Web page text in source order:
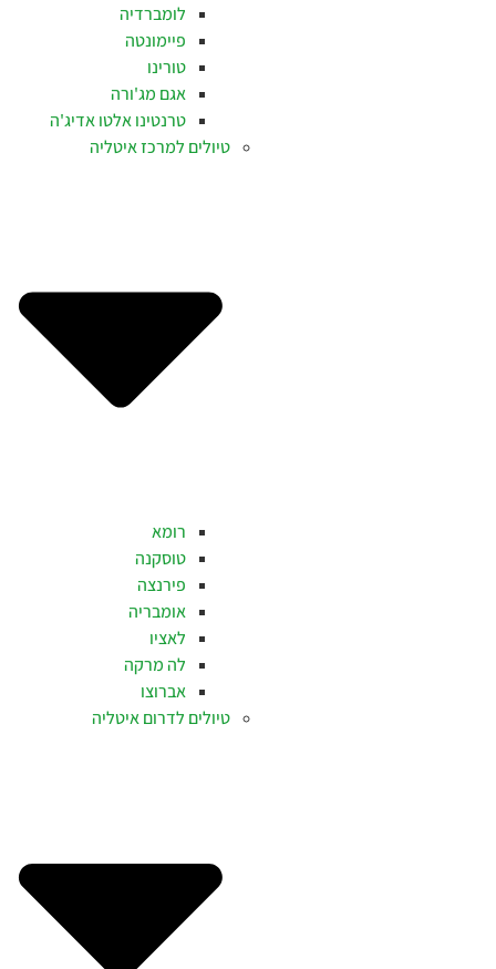
לומברדיה
פיימונטה
טורינו
אגם מג'ורה
טרנטינו אלטו אדיג'ה
טיולים למרכז איטליה
רומא
טוסקנה
פירנצה
אומבריה
לאציו
לה מרקה
אברוצו
טיולים לדרום איטליה